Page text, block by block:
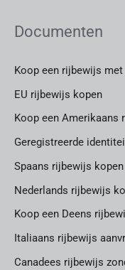
n
:
Documenten
Koop een rijbewijs
EU rijbewijs kopen
Koop een Amerikaans
Geregistreerde
Spaans rijbewijs kopen
Nederlands rijbewijs
Koop een Deens
Italiaans rijbewijs
Canadees rijbewijs